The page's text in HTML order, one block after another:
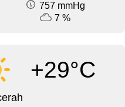
757 mmHg
7 %
+29°C